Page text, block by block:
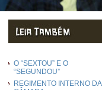
O “SEXTOU” E O
“SEGUNDOU”
REGIMENTO INTERNO DA